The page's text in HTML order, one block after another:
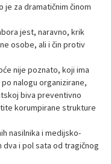
za dramatičnim činom
jest, naravno, krik
osobe, ali i čin protiv
nije poznato, koji ima
nalogu organizirane,
biva preventivno
korumpirane strukture
nasilnika i medijsko-
dva i pol sata od tragičnog